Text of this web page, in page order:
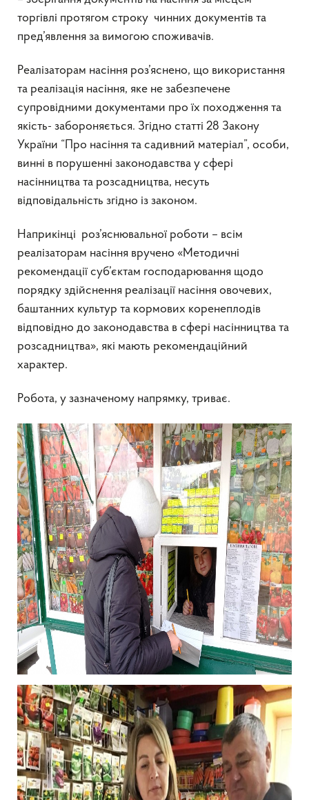
торгівлі протягом строку чинних документів та
пред’явлення за вимогою споживачів.
Реалізаторам насіння роз’яснено, що використання
та реалізація насіння, яке не забезпечене
супровідними документами про їх походження та
якість- забороняється. Згідно статті 28 Закону
України “Про насіння та садивний матеріал”, особи,
винні в порушенні законодавства у сфері
насінництва та розсадництва, несуть
відповідальність згідно із законом.
Наприкінці роз’яснювальної роботи – всім
реалізаторам насіння вручено «Методичні
рекомендації суб’єктам господарювання щодо
порядку здійснення реалізації насіння овочевих,
баштанних культур та кормових коренеплодів
відповідно до законодавства в сфері насінництва та
розсадництва», які мають рекомендаційний
характер.
Робота, у зазначеному напрямку, триває.